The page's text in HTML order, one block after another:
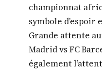
championnat
symbole
Grande attente
Madrid vs FC
également